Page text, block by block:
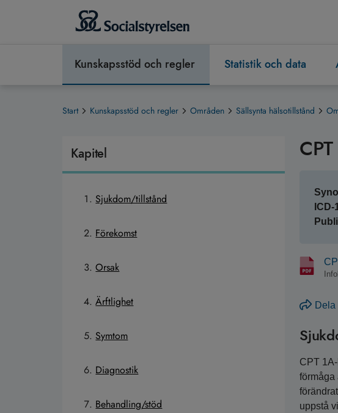
Kunskapsstöd och regler Statistik och data
Start Kunskapsstöd och regler Områden Sällsynta hälsotillstånd
Kapitel
Sjukdom/tillstånd
Förekomst
Orsak
Ärftlighet
Symtom
Diagnostik
Behandling/stöd
Dela
CPT
förmåga
uppstå